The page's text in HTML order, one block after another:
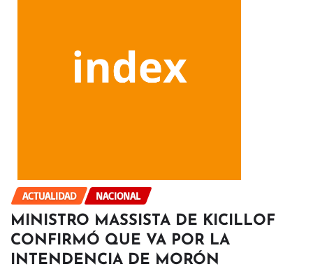
ACTUALIDAD NACIONAL
MINISTRO MASSISTA DE KICILLOF
CONFIRMÓ QUE VA POR LA
INTENDENCIA DE MORÓN